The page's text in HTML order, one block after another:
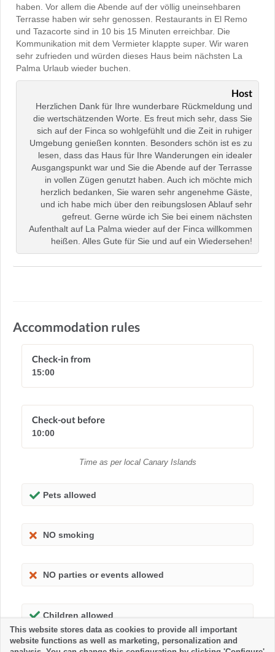
haben. Vor allem die Abende auf der völlig uneinsehbaren
Terrasse haben wir sehr genossen. Restaurants in El Remo
und Tazacorte sind in 10 bis 15 Minuten erreichbar. Die
Kommunikation mit dem Vermieter klappte super. Wir waren
sehr zufrieden und würden dieses Haus beim nächsten La
Palma Urlaub wieder buchen.
Host
Herzlichen Dank für Ihre wunderbare Rückmeldung und
die wertschätzenden Worte. Es freut mich sehr, dass Sie
sich auf der Finca so wohlgefühlt und die Zeit in ruhiger
Umgebung genießen konnten. Besonders schön ist es zu
lesen, dass das Haus für Ihre Wanderungen ein idealer
Ausgangspunkt war und Sie die Abende auf der Terrasse
in vollen Zügen genutzt haben. Auch ich möchte mich
herzlich bedanken, Sie waren sehr angenehme Gäste,
und ich habe mich über den reibungslosen Ablauf sehr
gefreut. Gerne würde ich Sie bei einem nächsten
Aufenthalt auf La Palma wieder auf der Finca willkommen
heißen. Alles Gute für Sie und auf ein Wiedersehen!
Accommodation rules
Check-in from
15:00
Check-out before
10:00
Time as per local Canary Islands
Pets allowed
NO smoking
NO parties or events allowed
Children allowed
This website stores data as cookies to provide all important
website functions as well as marketing, personalization and